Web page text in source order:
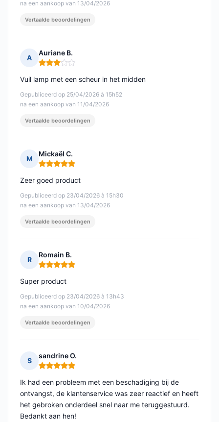
na een aankoop van 13/04/2026
Vertaalde beoordelingen
A
Auriane B.
Opmerking: 3 van 5
Gepubliceerd op 25/04/2026 à 15h52
na een aankoop van 11/04/2026
Vuil lamp met een scheur in het midden
Vertaalde beoordelingen
M
Mickaël C.
Opmerking: 5 van 5
Gepubliceerd op 23/04/2026 à 15h30
na een aankoop van 13/04/2026
Zeer goed product
Vertaalde beoordelingen
R
Romain B.
Opmerking: 5 van 5
Gepubliceerd op 23/04/2026 à 13h43
na een aankoop van 10/04/2026
Super product
Vertaalde beoordelingen
S
sandrine O.
Opmerking: 5 van 5
Ik had een probleem met een beschadiging bij de
ontvangst, de klantenservice was zeer reactief en heeft
het gebroken onderdeel snel naar me teruggestuurd.
Bedankt aan hen!